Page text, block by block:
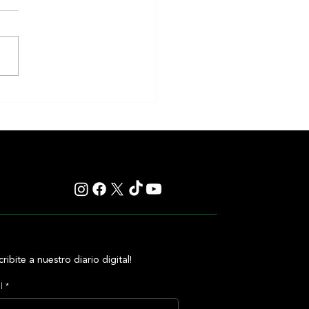
a nuestro diario digital!
*